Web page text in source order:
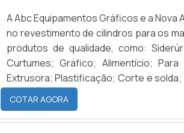
eixos revestidos, mas também pela
maciez da borracha.ENCONTRE A
CILINDROS HEIDELBERGPor esse
disponibiliza em seu site uma serie
para manter a durabilidade e
excessiva ou irregular sobre o
descolamentos, trincas e pequenos
fornece seis meses de garantia após
A Abc Equipamentos Gráficos e a
no revestimento de cilindros para os
produtos de qualidade, como:
Curtumes; Gráfico; Alimentício; Para as máquinas gráficas, Laminadora;
Extrusora; Plastificação; Corte e solda;
EXPERIÊNCIA E QUALIDADE NO
experiênc...
COTAR AGORA